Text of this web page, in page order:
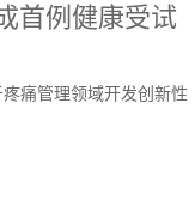
首例健康受试
痛管理领域开发创新性